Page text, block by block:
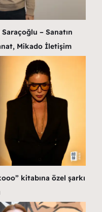
– Sanatın
Mikado İletişim
kitabına özel şarkı